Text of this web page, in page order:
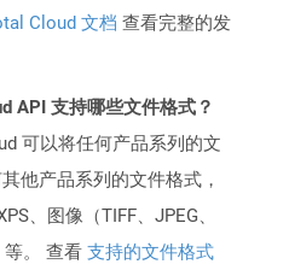
Cloud 文档 查看完整的发
API 支持哪些文件格式？
可以将任何产品系列的文
他产品系列的文件格式，
、图像（TIFF、JPEG、
等。 查看 支持的文件格式